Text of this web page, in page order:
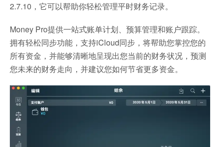
2.7.10，它可以帮助你轻松管理平时财务记录。
Money Pro提供一站式账单计划、预算管理和账户跟踪。
拥有轻松同步功能，支持iCloud同步，将帮助您掌控您的
所有资金，并能够清晰地呈现出您当前的财务状况，预测
您未来的财务走向，并建议您如何节省更多资金。